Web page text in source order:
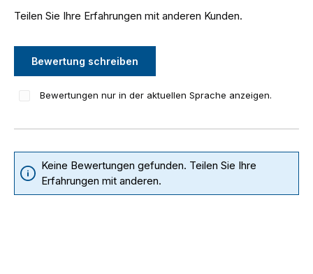
Teilen Sie Ihre Erfahrungen mit anderen Kunden.
Bewertung schreiben
Bewertungen nur in der aktuellen Sprache anzeigen.
Keine Bewertungen gefunden. Teilen Sie Ihre
Erfahrungen mit anderen.